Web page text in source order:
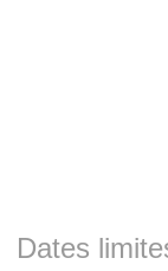
Dates